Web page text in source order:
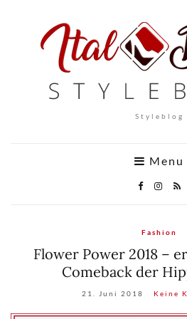
Styleblog
Menu
Fashion
Flower Power 2018 –
Comeback der
21. Juni 2018 Keine